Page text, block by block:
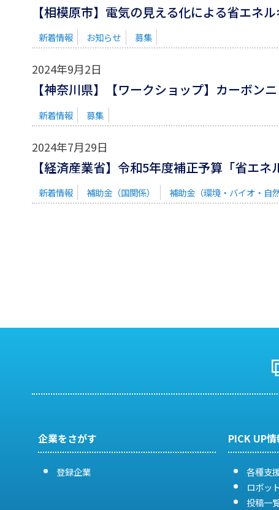
【相模原市】電気の見える化による省エネ
新着情報 お知らせ 募集
2024年9月2日
【神奈川県】【ワークショップ】カーボ
新着情報 募集
2024年7月29日
【経済産業省】令和5年度補正予算「省エ
新着情報 補助金（国関係） 補助金（環境・バイオ・自
企業をさがす
登録企業
PICK UP
各種支
ロボッ
投稿一